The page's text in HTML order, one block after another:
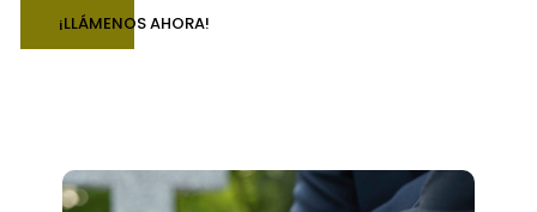
¡LLÁMENOS AHORA!